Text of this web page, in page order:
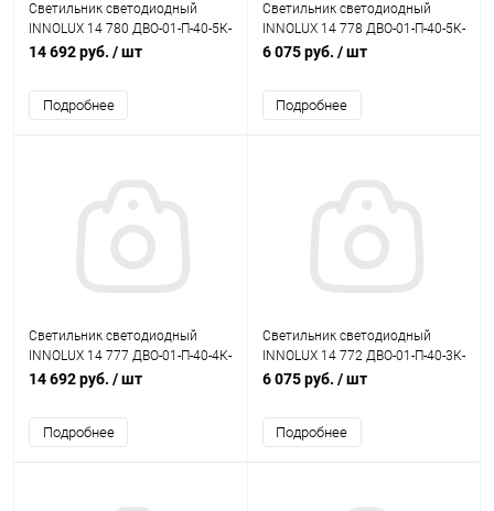
Светильник светодиодный
INNOLUX 14 780 ДВО-01-П-40-5К-
IP40-Армстронг-A3
14 692 руб. / шт
Подробнее
Светильник светодиодный
INNOLUX 14 778 ДВО-01-П-40-5К-
IP40-Армстронг
6 075 руб. / шт
Подробнее
Светильник светодиодный
INNOLUX 14 777 ДВО-01-П-40-4К-
IP40-Армстронг-A3
14 692 руб. / шт
Подробнее
Светильник светодиодный
INNOLUX 14 772 ДВО-01-П-40-3К-
IP40-Армстронг
6 075 руб. / шт
Подробнее